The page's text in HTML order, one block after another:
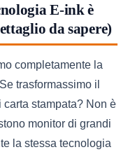
E-ink è
da sapere)
completamente la
trasformassimo il
stampata? Non è
monitor di grandi
la stessa tecnologia